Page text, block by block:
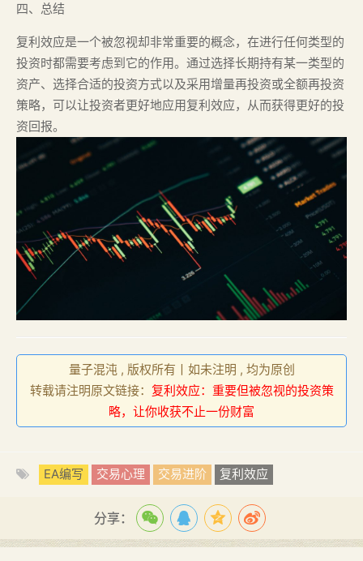
四、总结
复利效应是一个被忽视却非常重要的概念，在进行任何类型的
投资时都需要考虑到它的作用。通过选择长期持有某一类型的
资产、选择合适的投资方式以及采用增量再投资或全额再投资
策略，可以让投资者更好地应用复利效应，从而获得更好的投
资回报。
量子混沌 , 版权所有丨如未注明 , 均为原创
转载请注明原文链接： 复利效应：重要但被忽视的投资策
略，让你收获不止一份财富
EA编写 交易心理 交易进阶 复利效应
分享：